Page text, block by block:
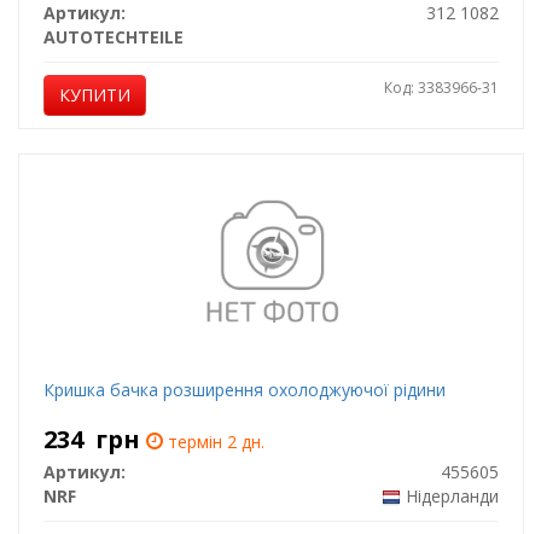
Артикул:
312 1082
AUTOTECHTEILE
КУПИТИ Код: 3383966-31
Кришка бачка розширення охолоджуючої рідини
234 грн
термін 2 дн.
Артикул:
455605
NRF
Нідерланди